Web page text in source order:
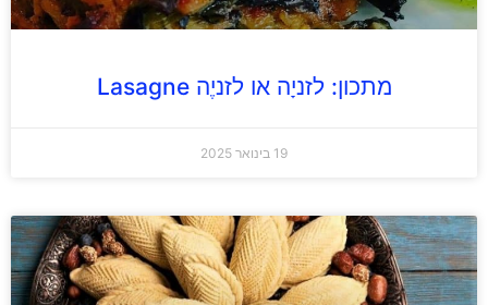
מתכון: לזניָה או לזניֶה Lasagne
19 בינואר 2025